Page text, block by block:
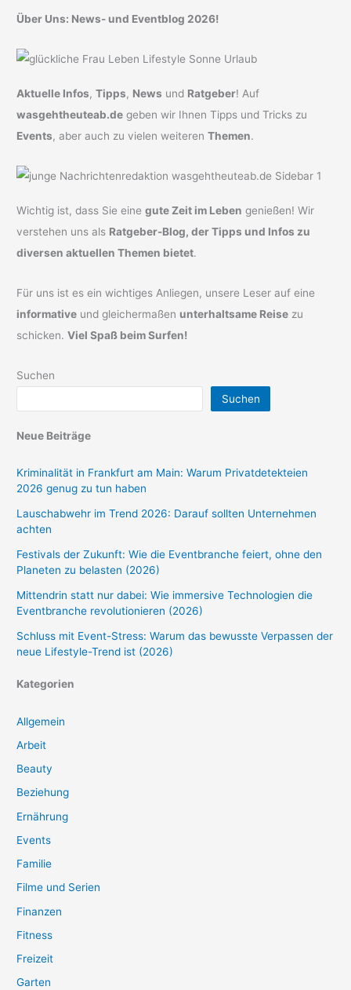
Über Uns: News- und Eventblog 2026!
Aktuelle Infos,Tipps, News und Ratgeber! Auf
wasgehtheuteab.de geben wir Ihnen Tipps und Tricks zu
Events, aber auch zu vielen weiterenThemen.
Wichtig ist, dass Sie einegute Zeit im Leben genießen! Wir
verstehen uns als Ratgeber-Blog, der Tipps und Infos zu
diversen aktuellen Themen bietet.
Für uns ist es ein wichtiges Anliegen, unsere Leser auf eine
informative und gleichermaßen unterhaltsame Reise zu
schicken.Viel Spaß beim Surfen!
Suchen
Suchen
Neue Beiträge
Kriminalität in Frankfurt am Main: Warum Privatdetekteien
2026 genug zu tun haben
Lauschabwehr im Trend 2026: Darauf sollten Unternehmen
achten
Festivals der Zukunft: Wie die Eventbranche feiert, ohne den
Planeten zu belasten (2026)
Mittendrin statt nur dabei: Wie immersive Technologien die
Eventbranche revolutionieren (2026)
Schluss mit Event-Stress: Warum das bewusste Verpassen der
neue Lifestyle-Trend ist (2026)
Kategorien
Allgemein
Arbeit
Beauty
Beziehung
Ernährung
Events
Familie
Filme und Serien
Finanzen
Fitness
Freizeit
Garten